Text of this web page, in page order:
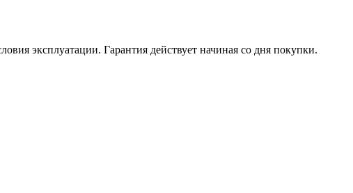
эксплуатации. Гарантия действует начиная со дня покупки.